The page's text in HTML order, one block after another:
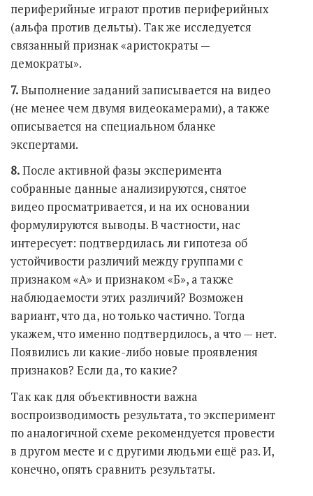
периферийные играют против периферийных
(альфа против дельты). Так же исследуется
связанный признак «аристократы —
демократы».
7.Выполнение заданий записывается на видео
(не менее чем двумя видеокамерами), а также
описывается на специальном бланке
экспертами.
8.После активной фазы эксперимента
собранные данные анализируются, снятое
видео просматривается, и на их основании
формулируются выводы. В частности, нас
интересует: подтвердилась ли гипотеза об
устойчивости различий между группами с
признаком «А» и признаком «Б», а также
наблюдаемости этих различий? Возможен
вариант, что да, но только частично. Тогда
укажем, что именно подтвердилось, а что — нет.
Появились ли какие-либо новые проявления
признаков? Если да, то какие?
Так как для объективности важна
воспроизводимость результата, то эксперимент
по аналогичной схеме рекомендуется провести
в другом месте и с другими людьми ещё раз. И,
конечно, опять сравнить результаты.